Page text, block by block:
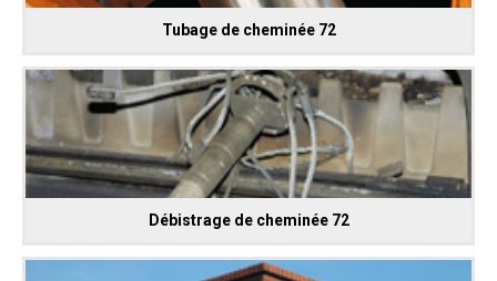
Tubage de cheminée 72
Débistrage de cheminée 72